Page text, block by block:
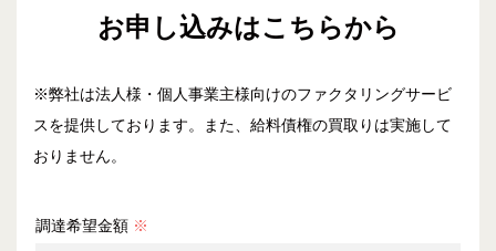
お申し込みはこちらから
※弊社は法人様・個人事業主様向けのファクタリングサービ
スを提供しております。
また、給料債権の買取りは実施して
おりません。
調達希望金額 ※